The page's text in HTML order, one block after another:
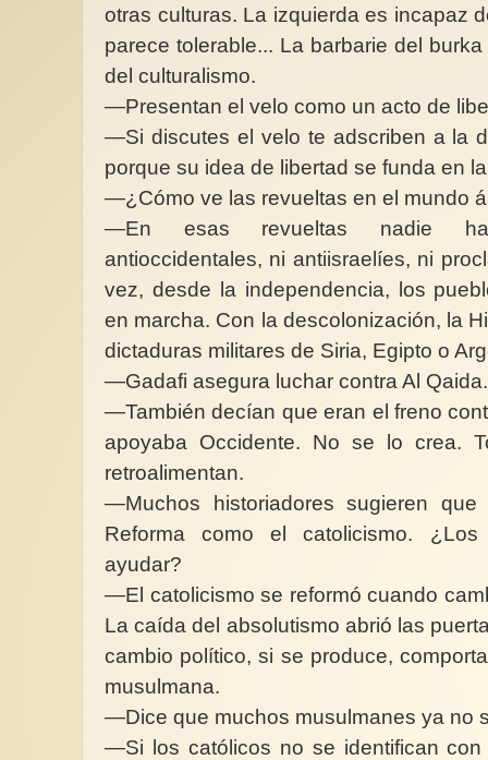
otras culturas. La izquierda es incapaz
parece tolerable... La barbarie del
del culturalismo.
—Presentan el velo como un acto de
—Si discutes el velo te adscriben a la
porque su idea de libertad se funda en
—¿Cómo ve las revueltas en el mundo
—En esas revueltas nadie ha
antioccidentales, ni antiisraelíes, ni
vez, desde la independencia, los
en marcha. Con la descolonización, la
dictaduras militares de Siria, Egipto o
—Gadafi asegura luchar contra Al Qaida.
—También decían que eran el freno
apoyaba Occidente. No se lo crea.
retroalimentan.
—Muchos historiadores sugieren
Reforma como el catolicismo.
ayudar?
—El catolicismo se reformó cuando
La caída del absolutismo abrió las
cambio político, si se produce,
musulmana.
—Dice que muchos musulmanes ya no
—Si los católicos no se identifican